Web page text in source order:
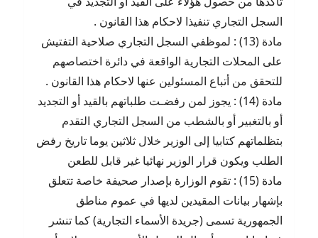
السجل التجاري تنفيذا لاحكام هذا القانون .
مادة (13) : لموظفي السجل التجاري صلاحية التفتيش
على المحلات التجارية الواقعة في دائرة اختصاصهم
للتحقق من أتباع المسئولين عنها لاحكام هذا القانون .
مادة (14) : يجوز لمن رفضـت طلباتهم بالقيد أو التجديد
أو بالتغبير أو بالشطب من السجل التجاري التقدم
بتظلماتهم كتابيا إلى الوزير خلال ثلاثين يوما تاريخ رفض
الطلب ويكون قرار الوزير نهائيا غير قابل للطعن
مادة (15) : تقوم الوزارة بإصدار صحيفة خاصة تتعلق
بإشهار بيانات المقيدين لديها في عموم مناطق
الجمهورية تسمى (جريدة الأسماء التجارية) كما تنشر